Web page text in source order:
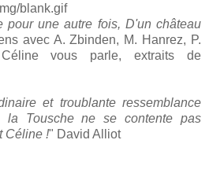
blank.gif
pour une autre fois, D'un château
avec A. Zbinden, M. Hanrez, P.
vous parle, extraits de
et troublante ressemblance
la Tousche ne se contente pas
Céline !" David Alliot